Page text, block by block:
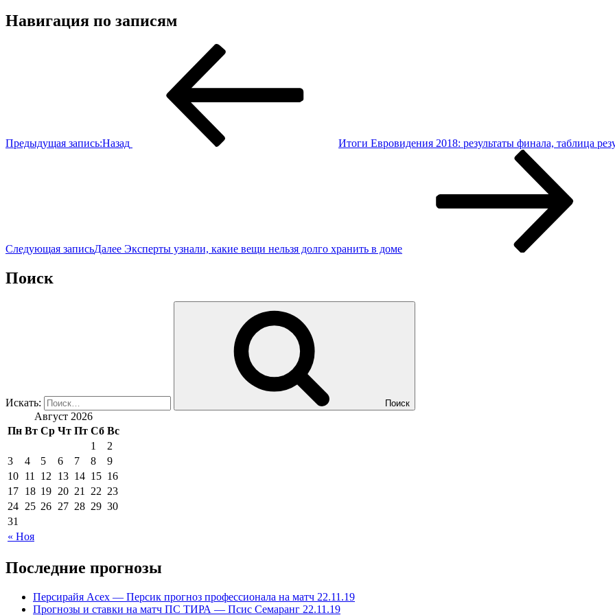
Навигация по записям
Предыдущая запись:Назад Итоги Евровидения 2018: результаты финала, таблица
Следующая записьДалее Эксперты узнали, какие вещи нельзя долго хранить в доме
Поиск
Искать: Поиск
Август 2026
Пн Вт Ср Чт Пт Сб Вс
« Ноя
1
2
3
4 5 6 7 8
9
10 11 12 13 14 15 16
17 18 19 20 21 22 23
24 25 26 27 28 29 30
31
Последние прогнозы
Персирайя Асех — Персик прогноз профессионала на матч 22.11.19
Прогнозы и ставки на матч ПС ТИРА — Псис Семаранг 22.11.19